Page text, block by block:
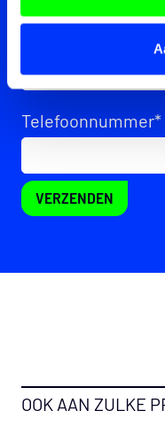
Telefoonnummer*
VERZENDEN
OOK AAN ZULKE